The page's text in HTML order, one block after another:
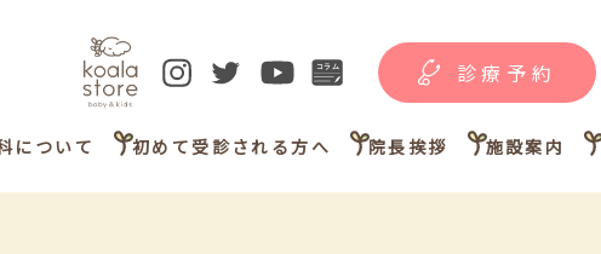
診療予約
について 初めて受診される方へ 院長挨拶 施設案内